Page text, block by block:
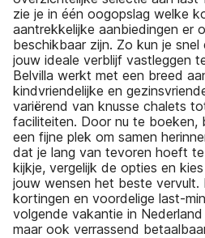
zie je in één oogopslag welke
aantrekkelijke aanbiedingen er
beschikbaar zijn. Zo kun je snel
jouw ideale verblijf vastleggen
Belvilla werkt met een breed
kindvriendelijke en
variërend van knusse chalets
faciliteiten. Door nu te boeken,
een fijne plek om samen
dat je lang van tevoren hoeft te
kijkje, vergelijk de opties en
jouw wensen het beste
kortingen en voordelige last-
volgende vakantie in
maar ook verrassend